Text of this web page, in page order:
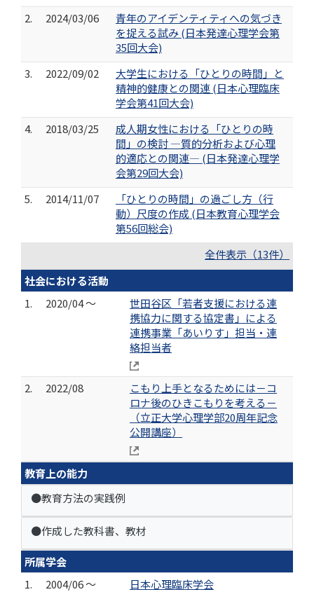
2.
2024/03/06
青年のアイデンティティへの気づき
を捉える試み (日本発達心理学会第
35回大会)
3.
2022/09/02
大学生における「ひとりの時間」と
精神的健康との関連 (日本心理臨床
学会第41回大会)
4.
2018/03/25
成人期女性における「ひとりの時
間」の検討 ―質的分析および心理
的適応との関連― (日本発達心理学
会第29回大会)
5.
2014/11/07
「ひとりの時間」の過ごし方（行
動）尺度の作成 (日本教育心理学会
第56回総会)
全件表示（13件）
社会における活動
1.
2020/04 ～
世田谷区「若者支援における連
携協力に関する協定書」による
連携事業「あいりす」担当・連
絡担当者
2. 2022/08
こもり上手となるためには－コ
ロナ後のひきこもりを考える－
（立正大学心理学部20周年記念
公開講座）
教育上の能力
●教育方法の実践例
●作成した教科書、教材
所属学会
1.
2004/06 ～
日本心理臨床学会